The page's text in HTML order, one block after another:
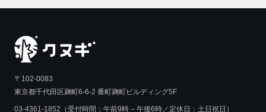
〒102-0083
東京都千代田区麹町6-6-2 番町麹町ビルディング5F
03-4361-1852（受付時間：午前9時 – 午後6時／定休日：土日祝日）